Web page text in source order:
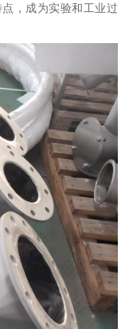
，成为实验和工业过